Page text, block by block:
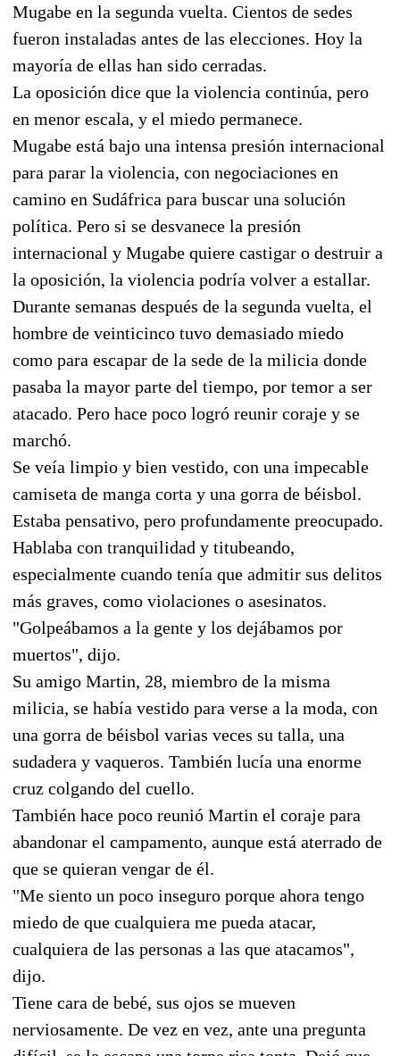
Mugabe en la segunda vuelta. Cientos de sedes
fueron instaladas antes de las elecciones. Hoy la
mayoría de ellas han sido cerradas.
La oposición dice que la violencia continúa, pero
en menor escala, y el miedo permanece.
Mugabe está bajo una intensa presión internacional
para parar la violencia, con negociaciones en
camino en Sudáfrica para buscar una solución
política. Pero si se desvanece la presión
internacional y Mugabe quiere castigar o destruir a
la oposición, la violencia podría volver a estallar.
Durante semanas después de la segunda vuelta, el
hombre de veinticinco tuvo demasiado miedo
como para escapar de la sede de la milicia donde
pasaba la mayor parte del tiempo, por temor a ser
atacado. Pero hace poco logró reunir coraje y se
marchó.
Se veía limpio y bien vestido, con una impecable
camiseta de manga corta y una gorra de béisbol.
Estaba pensativo, pero profundamente preocupado.
Hablaba con tranquilidad y titubeando,
especialmente cuando tenía que admitir sus delitos
más graves, como violaciones o asesinatos.
"Golpeábamos a la gente y los dejábamos por
muertos", dijo.
Su amigo Martin, 28, miembro de la misma
milicia, se había vestido para verse a la moda, con
una gorra de béisbol varias veces su talla, una
sudadera y vaqueros. También lucía una enorme
cruz colgando del cuello.
También hace poco reunió Martin el coraje para
abandonar el campamento, aunque está aterrado de
que se quieran vengar de él.
"Me siento un poco inseguro porque ahora tengo
miedo de que cualquiera me pueda atacar,
cualquiera de las personas a las que atacamos",
dijo.
Tiene cara de bebé, sus ojos se mueven
nerviosamente. De vez en vez, ante una pregunta